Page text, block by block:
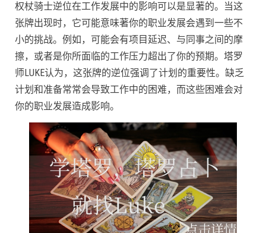
权杖骑士逆位在工作发展中的影响可以是显著的。当这
张牌出现时，它可能意味著你的职业发展会遇到一些不
小的挑战。例如，可能会有项目延迟、与同事之间的摩
擦，或者是你所面临的工作压力超出了你的预期。塔罗
师LUKE认为，这张牌的逆位强调了计划的重要性。缺乏
计划和准备常常会导致工作中的困难，而这些困难会对
你的职业发展造成影响。